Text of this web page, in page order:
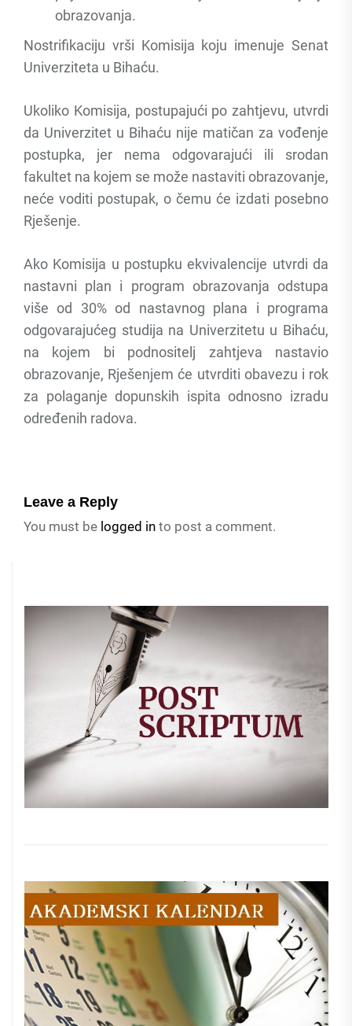
obrazovanja.
Nostrifikaciju vrši Komisija koju imenuje Senat
Univerziteta u Bihaću.
Ukoliko Komisija, postupajući po zahtjevu, utvrdi
da Univerzitet u Bihaću nije matičan za vođenje
postupka, jer nema odgovarajući ili srodan
fakultet na kojem se može nastaviti obrazovanje,
neće voditi postupak, o čemu će izdati posebno
Rješenje.
Ako Komisija u postupku ekvivalencije utvrdi da
nastavni plan i program obrazovanja odstupa
više od 30% od nastavnog plana i programa
odgovarajućeg studija na Univerzitetu u Bihaću,
na kojem bi podnositelj zahtjeva nastavio
obrazovanje, Rješenjem će utvrditi obavezu i rok
za polaganje dopunskih ispita odnosno izradu
određenih radova.
Leave a Reply
You must be logged in to post a comment.